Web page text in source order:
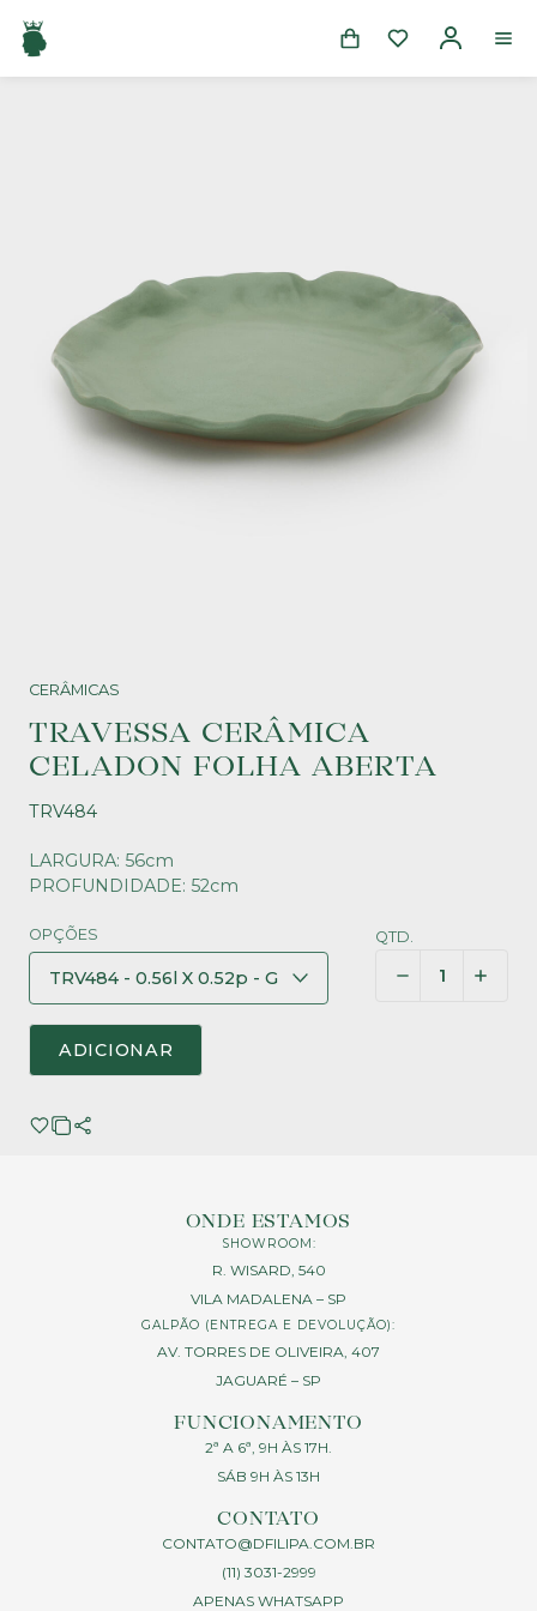
CERÂMICAS
TRAVESSA CERÂMICA
CELADON FOLHA ABERTA
TRV484
LARGURA: 56cm
PROFUNDIDADE: 52cm
OPÇÕES QTD.
ADICIONAR
ONDE ESTAMOS
SHOWROOM:
R. WISARD, 540
VILA MADALENA – SP
GALPÃO (ENTREGA E DEVOLUÇÃO):
AV. TORRES DE OLIVEIRA, 407
JAGUARÉ – SP
FUNCIONAMENTO
2ª A 6ª, 9H ÀS 17H.
SÁB 9H ÀS 13H
CONTATO
CONTATO@DFILIPA.COM.BR
(11) 3031-2999
APENAS WHATSAPP